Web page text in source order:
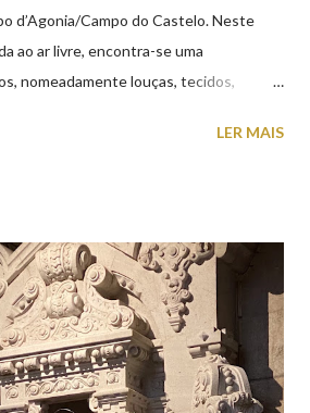
d’Agonia/Campo do Castelo. Neste
ao ar livre, encontra-se uma
nomeadamente louças, tecidos,
Horário de funcionamento | Verão
em Viana do Castelo (2019.10.25)
do Castelo (2019.10.25) Feira Semanal
Feira Semanal em Viana do
Semanal em Viana do Castelo
LER MAIS